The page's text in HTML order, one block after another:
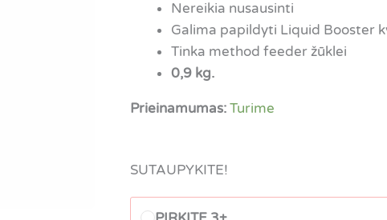
Nereikia nusausinti
Galima papildyti Liquid Booster
Tinka method feeder žūklei
0,9 kg.
Prieinamumas: Turime
SUTAUPYKITE!